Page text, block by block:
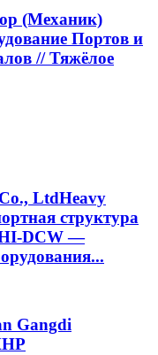
(Механик)
Портов и
// Тяжёлое
LtdHeavy
структура
DCW —
Gangdi